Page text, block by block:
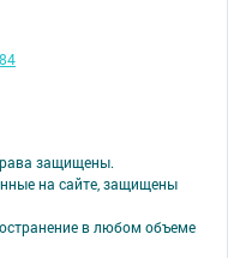
защищены.
на сайте, защищены
в любом объеме